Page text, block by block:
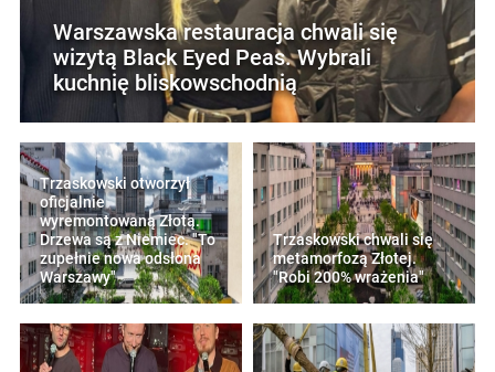
Warszawska restauracja chwali się
wizytą Black Eyed Peas. Wybrali
kuchnię bliskowschodnią
Trzaskowski otworzył
oficjalnie
wyremontowaną Złotą.
Drzewa są z Niemiec. "To
zupełnie nowa odsłona
Warszawy"
Trzaskowski chwali się
metamorfozą Złotej.
"Robi 200% wrażenia"